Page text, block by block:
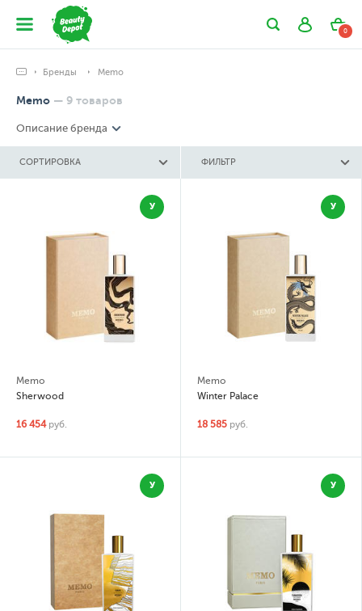
0
Бренды Memo
Memo — 9 товаров
Описание бренда
СОРТИРОВКА ФИЛЬТР
У
Memo
Sherwood
16 454 руб.
У
Memo
Winter Palace
18 585 руб.
У У